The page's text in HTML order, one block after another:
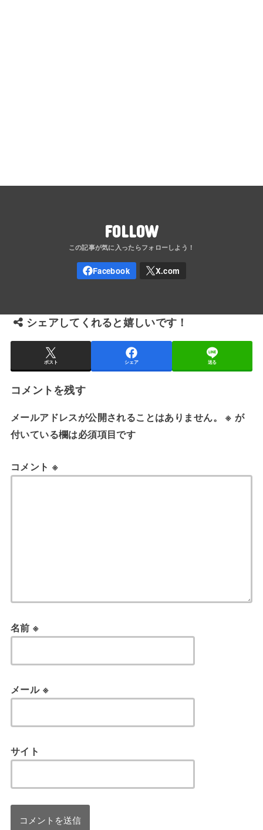
FOLLOW
シェアしてくれると嬉しいです！
ポスト シェア 送る
コメントを残す
メールアドレスが公開されることはありません。 ※ が
付いている欄は必須項目です
コメント ※
名前※
メール ※
サイト